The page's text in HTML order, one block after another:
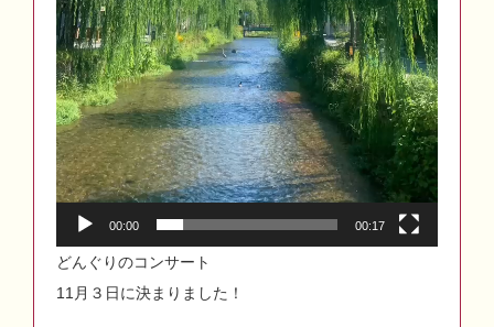
00:00 00:17
どんぐりのコンサート
11月３日に決まりました！